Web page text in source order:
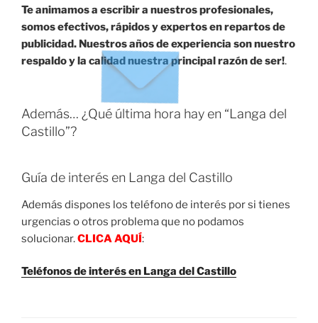
Te animamos a escribir a nuestros profesionales,
somos efectivos, rápidos y expertos en repartos de
publicidad. Nuestros años de experiencia son nuestro
respaldo y la calidad nuestra principal razón de ser!.
Además… ¿Qué última hora hay en “Langa del
Castillo”?
Guía de interés en Langa del Castillo
Además dispones los teléfono de interés por si tienes
urgencias o otros problema que no podamos
solucionar.CLICA AQUÍ:
Teléfonos de interés en Langa del Castillo